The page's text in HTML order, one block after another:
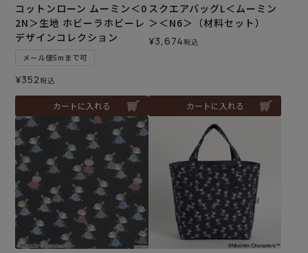
コットンローン ムーミン＜0
2N＞生地 ホビーラホビーレ
デザインコレクション
メール便5mまで可
¥352税込
カートに入れる
スクエアバッグL＜ムーミン
＞＜N6＞（材料セット）
¥3,674税込
カートに入れる